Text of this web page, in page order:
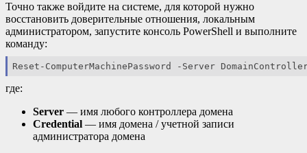
Точно также войдите на системе, для которой нужно
восстановить доверительные отношения, локальным
администратором, запустите консоль PowerShell и выполните
команду:
Reset-ComputerMachinePassword -Server
где:
Server — имя любого контроллера домена
Credential — имя домена / учетной записи
администратора домена